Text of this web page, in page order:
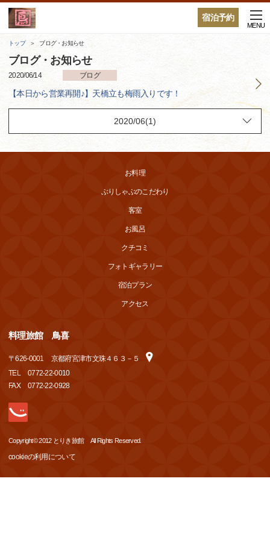
宿泊予約
MENU
トップ ブログ・お知らせ
ブログ・お知らせ
2020/06/14 ブログ
【本日から営業再開♪】天橋立も梅雨入りです！
お料理
ぶりしゃぶのこだわり
客室
お風呂
クチコミ
フォトギャラリー
宿泊プラン
アクセス
料理旅館 鳥喜
〒626-0001
京都府宮津市文珠４６３－５
TEL
0772-22-0010
FAX
0772-22-0928
Copyright© 2012 とりき旅館 All Rights Reserved.
cookieの利用について